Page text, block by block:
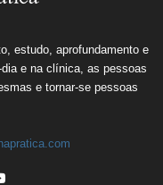
estudo, aprofundamento e
e na clínica, as pessoas
e tornar-se pessoas